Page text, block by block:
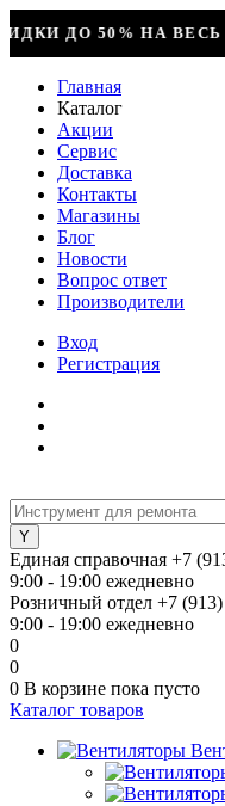
• КОМПРЕССОР
Главная
Каталог
Акции
Сервис
Доставка
Контакты
Магазины
Блог
Новости
Вопрос ответ
Производители
Вход
Регистрация
Единая справочная +7
9:00 - 19:00 ежедневно
Розничный отдел +7
9:00 - 19:00 ежедневно
0
0
0 В корзине пока пусто
Каталог товаров